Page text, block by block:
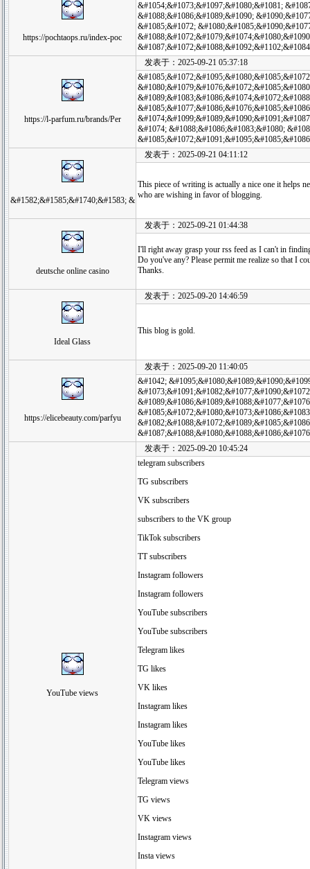
https://pochtaops.ru/index-poc
&#1054;&#1073;&#1097;&#1080;&#1081;
&#1088;&#1086;&#1089;&#1090;
&#1085;&#1072;
https://l-parfum.ru/brands/Per
发表于：2025-09-21 05:37:18
&#1074; &#1088;&#1086;&#1083;&#1080;
&#1582;&#1585;&#1740;&#1583; &
发表于：2025-09-21 04:11:12
This piece of writing is actually a nice one it helps
who are wishing in favor of blogging.
deutsche online casino
发表于：2025-09-21 01:44:38
I'll right away grasp your rss feed as I can't in
Do you've any? Please permit me realize so that I
Thanks.
Ideal Glass
发表于：2025-09-20 14:46:59
This blog is gold.
https://elicebeauty.com/parfyu
发表于：2025-09-20 11:40:05
&#1042;
YouTube views
发表于：2025-09-20 10:45:24
telegram subscribers
TG subscribers
VK subscribers
subscribers to the VK group
TikTok subscribers
TT subscribers
Instagram followers
Instagram followers
YouTube subscribers
YouTube subscribers
Telegram likes
TG likes
VK likes
Instagram likes
Instagram likes
YouTube likes
YouTube likes
Telegram views
TG views
VK views
Instagram views
Insta views